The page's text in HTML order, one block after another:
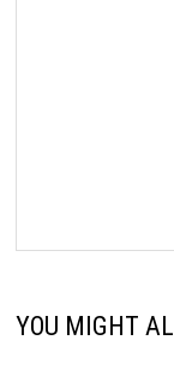
YOU MIGHT